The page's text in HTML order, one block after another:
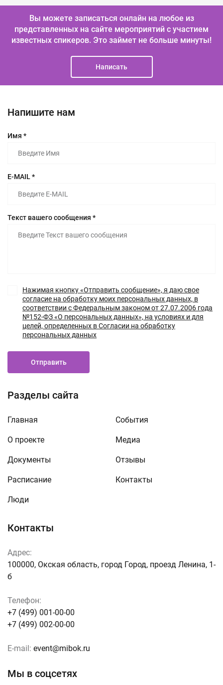
Вы можете записаться онлайн на любое из
представленных на сайте мероприятий с участием
известных спикеров. Это займет не больше минуты!
Написать
Контакты
Адрес:
100000, Окская область, город Город, проезд Ленина, 1-
б
Телефон:
+7 (499) 001-00-00
+7 (499) 002-00-00
E-mail: event@mibok.ru
Мы в соцсетях
Разделы сайта
Главная
О проекте
Документы
Расписание
Люди
События
Медиа
Отзывы
Контакты
Напишите нам
Имя *
E-MAIL *
Текст вашего сообщения *
Нажимая кнопку «Отправить сообщение», я даю свое
согласие на обработку моих персональных данных, в
соответствии с Федеральным законом от 27.07.2006 года
№152-ФЗ «О персональных данных», на условиях и для
целей, определенных в Согласии на обработку
персональных данных
Отправить